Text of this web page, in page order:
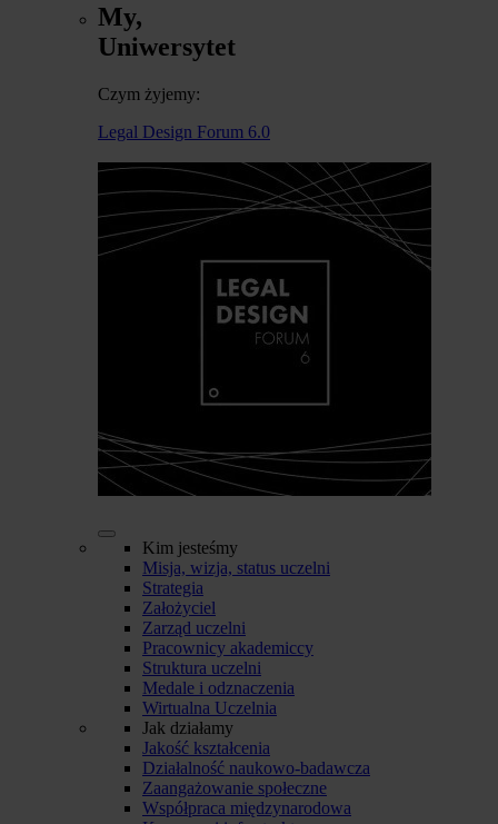
My,
Uniwersytet
Czym żyjemy:
Legal Design Forum 6.0
Kim jesteśmy
Misja, wizja, status uczelni
Strategia
Założyciel
Zarząd uczelni
Pracownicy akademiccy
Struktura uczelni
Medale i odznaczenia
Wirtualna Uczelnia
Jak działamy
Jakość kształcenia
Działalność naukowo-badawcza
Zaangażowanie społeczne
Współpraca międzynarodowa